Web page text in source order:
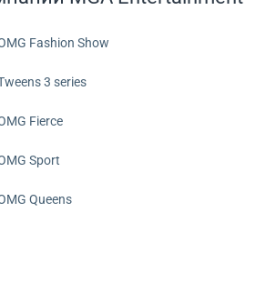
Fashion Show
3 series
Fierce
Sport
Queens